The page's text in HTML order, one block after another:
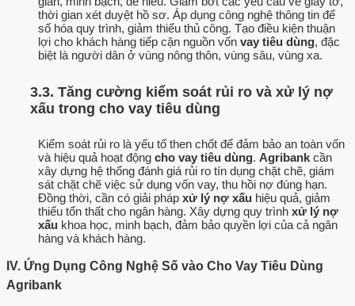
thời gian xét duyệt hồ sơ. Áp dụng công nghệ thông tin để
số hóa quy trình, giảm thiểu thủ công. Tạo điều kiện thuận
lợi cho khách hàng tiếp cận nguồn vốn vay tiêu dùng, đặc
biệt là người dân ở vùng nông thôn, vùng sâu, vùng xa.
3.3. Tăng cường kiểm soát rủi ro và xử lý nợ
xấu trong cho vay tiêu dùng
Kiểm soát rủi ro là yếu tố then chốt để đảm bảo an toàn vốn
và hiệu quả hoạt động cho vay tiêu dùng. Agribank cần
xây dựng hệ thống đánh giá rủi ro tín dụng chặt chẽ, giám
sát chặt chẽ việc sử dụng vốn vay, thu hồi nợ đúng hạn.
Đồng thời, cần có giải pháp xử lý nợ xấu hiệu quả, giảm
thiểu tổn thất cho ngân hàng. Xây dựng quy trình xử lý nợ
xấu khoa học, minh bạch, đảm bảo quyền lợi của cả ngân
hàng và khách hàng.
IV. Ứng Dụng Công Nghệ Số vào Cho Vay Tiêu Dùng
Agribank